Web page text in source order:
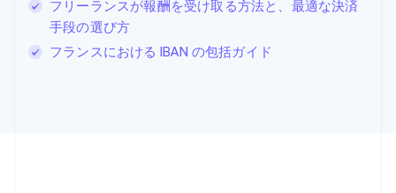
フリーランスが報酬を受け取る方法と、最適な決済
手段の選び方
フランスにおける IBAN の包括ガイド
スペイン
EspañolEnglish
スロバキア